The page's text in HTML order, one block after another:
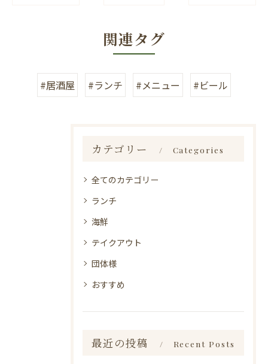
関連タグ
#居酒屋 #ランチ #メニュー #ビール
カテゴリー Categories
全てのカテゴリー
ランチ
海鮮
テイクアウト
団体様
おすすめ
最近の投稿 Recent Posts